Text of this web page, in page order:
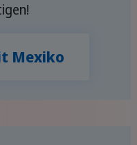
Mexiko